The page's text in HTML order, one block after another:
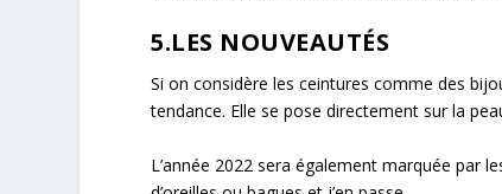
5.LES NOUVEAUTÉS
Si on considère les ceintures comme des
tendance. Elle se pose directement sur la
L’année 2022 sera également marquée par